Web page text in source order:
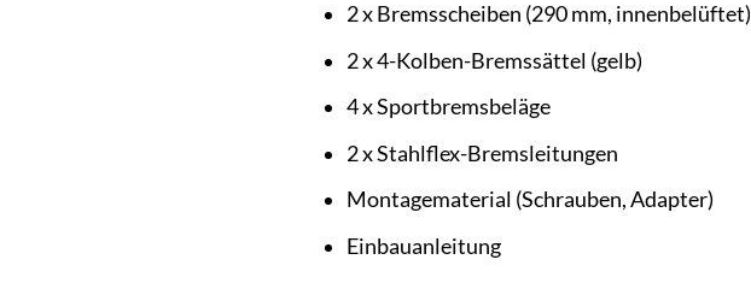
2 x Bremsscheiben (290 mm, innenbelüftet)
2 x 4-Kolben-Bremssättel (gelb)
4 x Sportbremsbeläge
2 x Stahlflex-Bremsleitungen
Montagematerial (Schrauben, Adapter)
Einbauanleitung